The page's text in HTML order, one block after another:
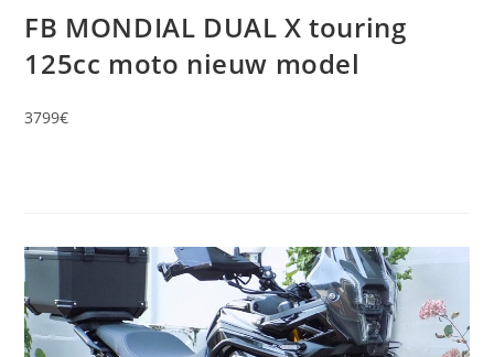
FB MONDIAL DUAL X touring
125cc moto nieuw model
3799€